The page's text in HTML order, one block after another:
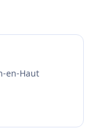
en-Haut